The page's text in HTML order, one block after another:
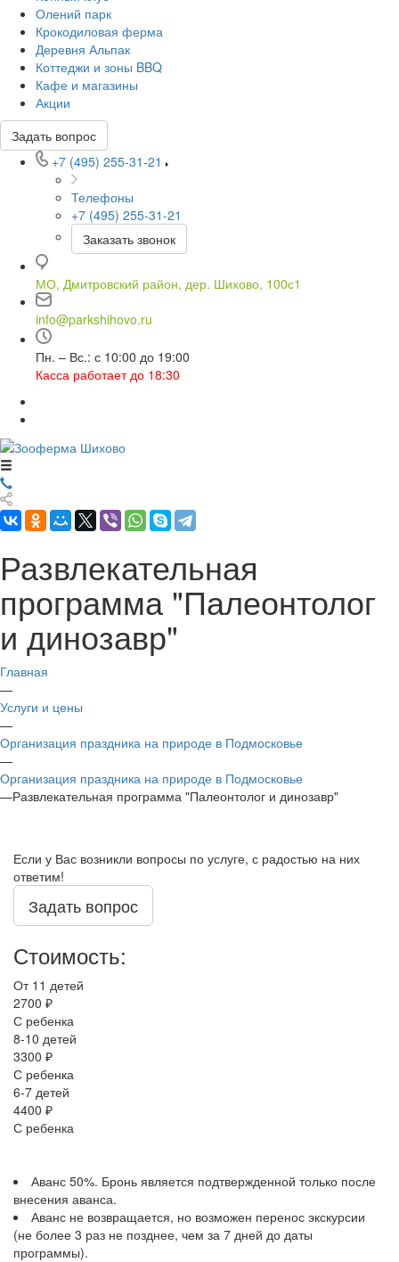
Олений парк
Крокодиловая ферма
Деревня Альпак
Коттеджи и зоны BBQ
Кафе и магазины
Акции
Задать вопрос
+7 (495) 255-31-21
Телефоны
+7 (495) 255-31-21
Заказать звонок
МО, Дмитровский район, дер. Шихово, 100с1
info@parkshihovo.ru
Пн. – Вс.: с 10:00 до 19:00
Касса работает до 18:30
Развлекательная
программа "Палеонтолог
и динозавр"
Главная
—
Услуги и цены
—
Организация праздника на природе в Подмосковье
—
Организация праздника на природе в Подмосковье
—Развлекательная программа "Палеонтолог и динозавр"
Если у Вас возникли вопросы по услуге, с радостью на них
ответим!
Задать вопрос
Стоимость:
От 11 детей
2700 ₽
С ребенка
8-10 детей
3300 ₽
С ребенка
6-7 детей
4400 ₽
С ребенка
Аванс 50%. Бронь является подтвержденной только после
внесения аванса.
Аванс не возвращается, но возможен перенос экскурсии
(не более 3 раз не позднее, чем за 7 дней до даты
программы).